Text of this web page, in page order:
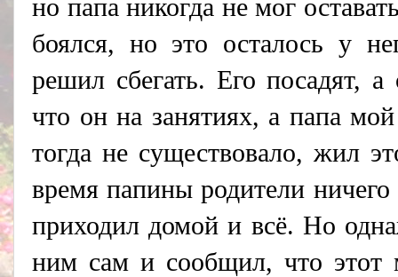
но папа никогда не мог
боялся, но это осталось у
решил сбегать. Его посадят,
что он на занятиях, а папа
тогда не существовало, жил
время папины родители
приходил домой и всё. Но
ним сам и сообщил, что этот